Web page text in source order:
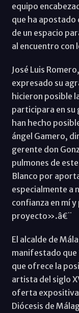
equipo
que ha
de un espacio
al encuentro con
José Luis
expresado su
hicieron posible
participara en su
han hecho
ángel Gamero,
gerente don
pulmones de
Blanco por
especialmente a
confianza en mí
proyecto».â€¨
El alcalde de
manifestado
que ofrece la
artista del siglo
oferta expositiva
Diócesis de